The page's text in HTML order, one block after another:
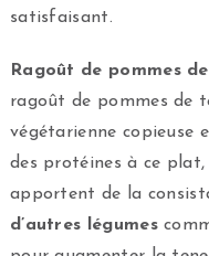
satisfaisant.
Ragoût de pommes
ragoût de pommes de
végétarienne copieuse
des protéines à ce
apportent de la
d’autres légumes